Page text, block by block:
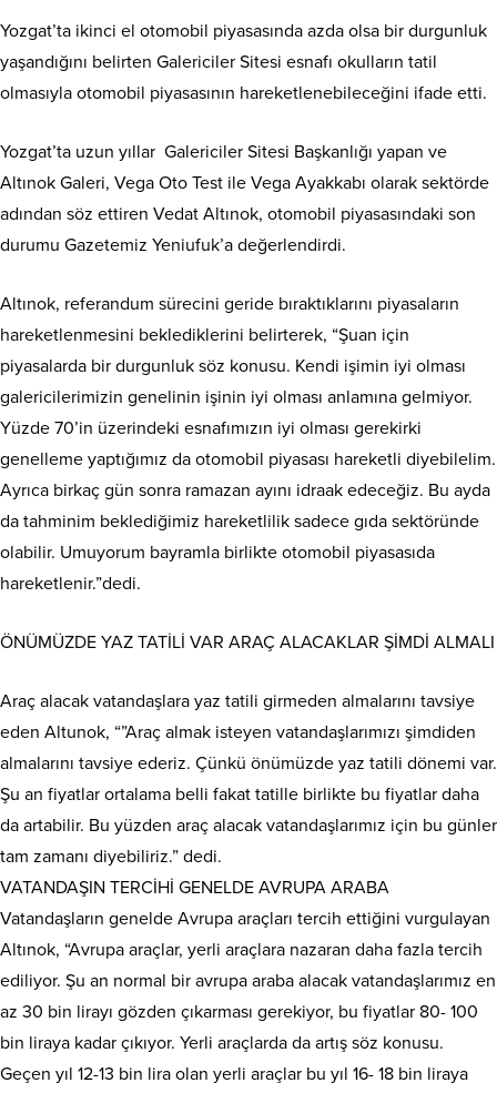
Yozgat’ta ikinci el otomobil piyasasında azda olsa bir durgunluk
yaşandığını belirten Galericiler Sitesi esnafı okulların tatil
olmasıyla otomobil piyasasının hareketlenebileceğini ifade etti.
Yozgat’ta uzun yıllar Galericiler Sitesi Başkanlığı yapan ve
Altınok Galeri, Vega Oto Test ile Vega Ayakkabı olarak sektörde
adından söz ettiren Vedat Altınok, otomobil piyasasındaki son
durumu Gazetemiz Yeniufuk’a değerlendirdi.
Altınok, referandum sürecini geride bıraktıklarını piyasaların
hareketlenmesini beklediklerini belirterek, “Şuan için
piyasalarda bir durgunluk söz konusu. Kendi işimin iyi olması
galericilerimizin genelinin işinin iyi olması anlamına gelmiyor.
Yüzde 70’in üzerindeki esnafımızın iyi olması gerekirki
genelleme yaptığımız da otomobil piyasası hareketli diyebilelim.
Ayrıca birkaç gün sonra ramazan ayını idraak edeceğiz. Bu ayda
da tahminim beklediğimiz hareketlilik sadece gıda sektöründe
olabilir. Umuyorum bayramla birlikte otomobil piyasasıda
hareketlenir.”dedi.
ÖNÜMÜZDE YAZ TATİLİ VAR ARAÇ ALACAKLAR ŞİMDİ ALMALI
Araç alacak vatandaşlara yaz tatili girmeden almalarını tavsiye
eden Altunok, “”Araç almak isteyen vatandaşlarımızı şimdiden
almalarını tavsiye ederiz. Çünkü önümüzde yaz tatili dönemi var.
Şu an fiyatlar ortalama belli fakat tatille birlikte bu fiyatlar daha
da artabilir. Bu yüzden araç alacak vatandaşlarımız için bu günler
tam zamanı diyebiliriz.” dedi.
VATANDAŞIN TERCİHİ GENELDE AVRUPA ARABA
Vatandaşların genelde Avrupa araçları tercih ettiğini vurgulayan
Altınok, “Avrupa araçlar, yerli araçlara nazaran daha fazla tercih
ediliyor. Şu an normal bir avrupa araba alacak vatandaşlarımız en
az 30 bin lirayı gözden çıkarması gerekiyor, bu fiyatlar 80- 100
bin liraya kadar çıkıyor. Yerli araçlarda da artış söz konusu.
Geçen yıl 12-13 bin lira olan yerli araçlar bu yıl 16- 18 bin liraya